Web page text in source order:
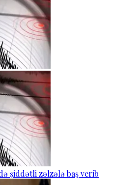
şiddətli zəlzələ baş verib